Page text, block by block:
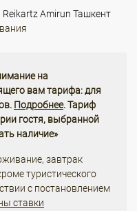
Reikartz Amirun Ташкент
на
вам тарифа: для
Подробнее. Тариф
гостя, выбранной
наличие»
завтрак
туристического
с постановлением
ставки